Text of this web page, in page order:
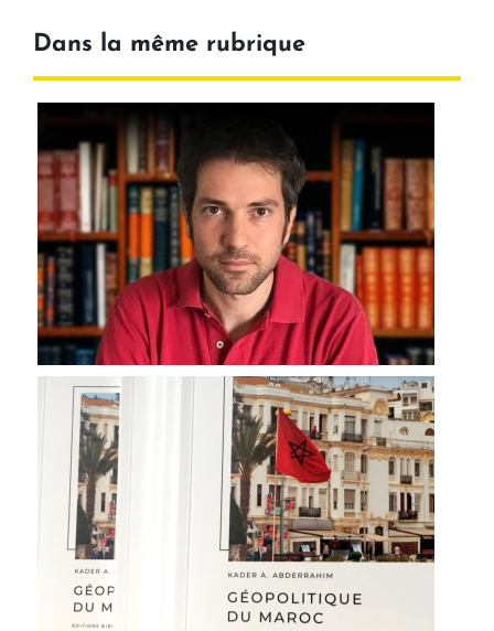
Dans la même rubrique